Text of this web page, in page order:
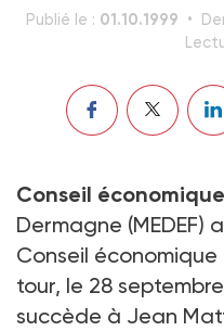
Publié le : 01.10.1999
Conseil
Dermagne (MEDEF)
Conseil
tour, le 28
succède à Jean